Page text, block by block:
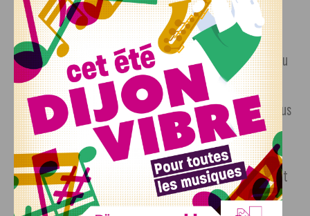
De nos jours, la place Wilson est un espace vivant, garni de
bancs où l’on peut s’asseoir pour admirer les saisons, jouer
aux échecs ou simplement profiter du passage tranquille du
temps. L’été, elle se transforme en cinéma en plein air,
réunissant les habitants et les visiteurs autour de films sous
les étoiles, créant des souvenirs qui durent toute une vie.
Chaque coin de la place Wilson raconte une histoire, faisant
de ce lieu un incontournable pour tous les Dijonnais.